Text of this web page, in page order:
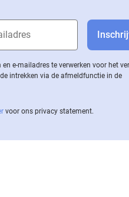
e-mailadres te verwerken voor het
intrekken via de af­meld­func­tie in de
voor ons privacy statement.